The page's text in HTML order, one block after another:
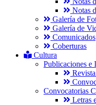
Notas
Galería de
Galería de
Comunicados
Coberturas
Cultura
Publicaciones e
Convocatorias
Letras